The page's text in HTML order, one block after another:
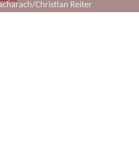
Christian Reiter